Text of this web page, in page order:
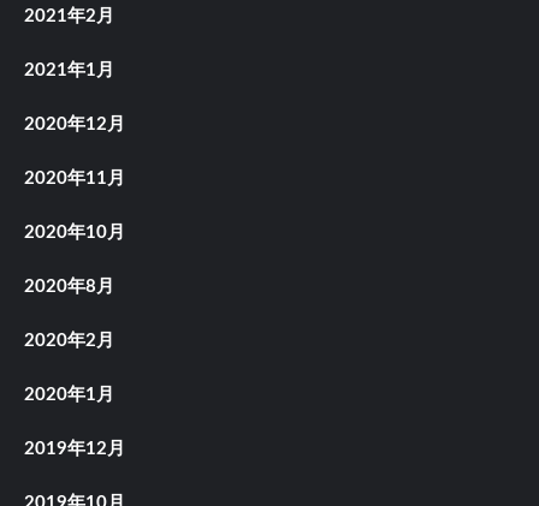
2021年2月
2021年1月
2020年12月
2020年11月
2020年10月
2020年8月
2020年2月
2020年1月
2019年12月